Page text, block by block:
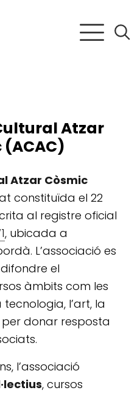
Atzar
Atzar Còsmic
constituïda el 22
al registre oficial
, ubicada a
L’associació es
el
àmbits com les
tecnologia, l’art, la
donar resposta
l’associació
, cursos